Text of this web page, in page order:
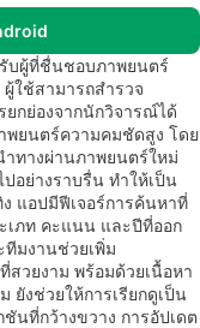
บผู้ที่ชื่นชอบภาพยนตร์
ใช้สามารถสำรวจ
กย่องจากนักวิจารณ์ได้
พยนตร์ความคมชัดสูง โดย
ทางผ่านภาพยนตร์ใหม่
อย่างราบรื่น ทำให้เป็น
แอปมีฟีเจอร์การค้นหาที่
เภท คะแนน และปีที่ออก
ทีมงานช่วยเพิ่ม
วยงาม พร้อมด้วยเนื้อหา
ยังช่วยให้การเรียกดูเป็น
นที่กว้างขวาง การอัปเดต